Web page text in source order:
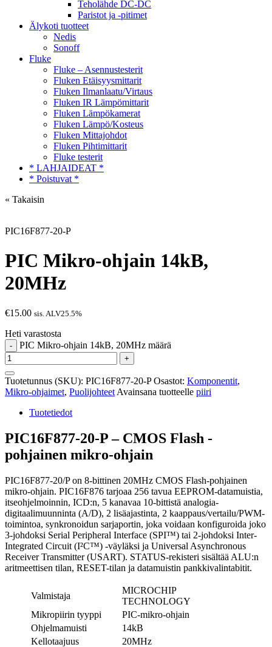
Teholähde DC-DC
Paristot ja -pitimet
Älykoti tuotteet
Nedis
Sonoff
Fluke
Fluke – Asennustesterit
Fluken Etäisyysmittarit
Fluken Ilmanlaatu/Virtaus
Fluken IR Lämpömittarit
Fluken Lämpökamerat
Fluken Lämpö/Kosteus
Fluken Mittajohdot
Fluken Pihtimittarit
Fluke testerit
* LAHJAIDEAT *
* Poistuvat *
« Takaisin
PIC16F877-20-P
PIC Mikro-ohjain 14kB,
20MHz
€15.00 sis. ALV25.5%
Heti varastosta
- PIC Mikro-ohjain 14kB, 20MHz määrä
+
Tuotetunnus (SKU): PIC16F877-20-P Osastot: Komponentit,
Mikro-ohjaimet, Puolijohteet Avainsana tuotteelle piiri
Tuotetiedot
PIC16F877-20-P – CMOS Flash -
pohjainen mikro-ohjain
PIC16F877-20/P on 8-bittinen 20MHz CMOS Flash-pohjainen
mikro-ohjain. PIC16F876 tarjoaa 256 tavua EEPROM-datamuistia,
itseohjelmoinnin, ICD:n, 5 kanavaa 10-bittistä analogia-
digitaalimuunninta (A/D), 2 lisäajastinta, 2 kaappaus/vertailu/PWM-
toimintoa, synkronoidun sarjaportin, joka voidaan konfiguroida joko
3-johdoksi Serial Peripheral Interface (SPI™) tai 2-johdoksi Inter-
Integrated Circuit (I²C™) -väyläksi ja Universal Asynchronous
Receiver Transmitter (USART). STATUS-rekisteri sisältää ALU:n
aritmeettisen tilan, RESET-tilan ja datamuistin pankkivalintabitit.
Valmistaja
MICROCHIP
TECHNOLOGY
Mikropiirin tyyppi
PIC-mikro-ohjain
Ohjelmamuisti
14kB
Kellotaajuus
20MHz